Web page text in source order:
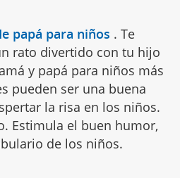
papá para niños . Te
rato divertido con tu hijo
y papá para niños más
pueden ser una buena
la risa en los niños.
Estimula el buen humor,
de los niños.